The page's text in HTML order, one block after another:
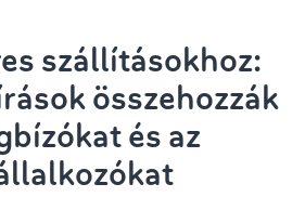
szállításokhoz:
összehozzák
és az